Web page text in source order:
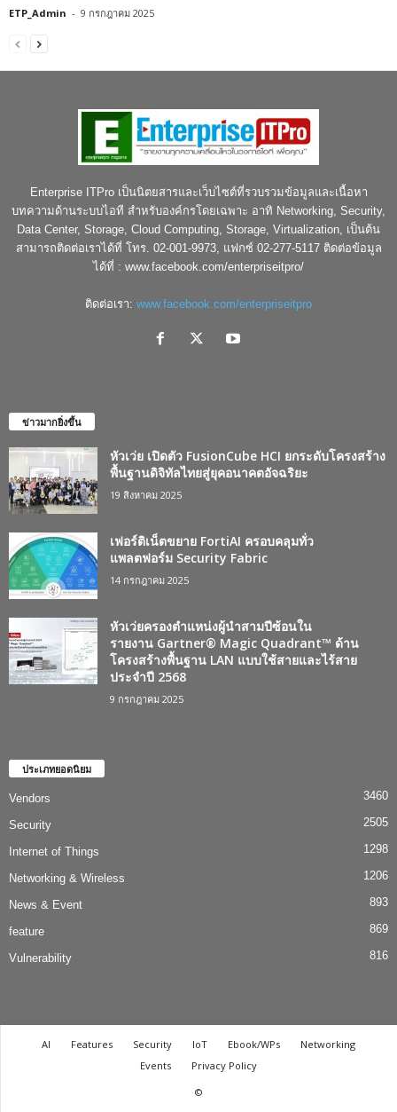
ETP_Admin - 9 กรกฎาคม 2025
Enterprise ITPro เป็นนิตยสารและเว็บไซต์ที่รวบรวมข้อมูลและเนื้อหา
บทความด้านระบบไอที สำหรับองค์กรโดยเฉพาะ อาทิ Networking, Security,
Data Center, Storage, Cloud Computing, Storage, Virtualization, เป็นต้น
สามารถติดต่อเราได้ที่ โทร. 02-001-9973, แฟกซ์ 02-277-5117 ติดต่อข้อมูล
ได้ที่ : www.facebook.com/enterpriseitpro/
ติดต่อเรา: www.facebook.com/enterpriseitpro
ข่าวมากยิ่งขึ้น
หัวเว่ย เปิดตัว FusionCube HCI ยกระดับโครงสร้าง
พื้นฐานดิจิทัลไทยสู่ยุคอนาคตอัจฉริยะ
19 สิงหาคม 2025
เฟอร์ติเน็ตขยาย FortiAI ครอบคลุมทั่ว
แพลตฟอร์ม Security Fabric
14 กรกฎาคม 2025
หัวเว่ยครองตำแหน่งผู้นำสามปีซ้อนใน
รายงาน Gartner® Magic Quadrant™ ด้าน
โครงสร้างพื้นฐาน LAN แบบใช้สายและไร้สาย
ประจำปี 2568
9 กรกฎาคม 2025
ประเภทยอดนิยม
Vendors 3460
Security 2505
Internet of Things 1298
Networking & Wireless 1206
News & Event 893
feature 869
Vulnerability 816
AI Features Security IoT Ebook/WPs
Networking
Events
Privacy Policy
©